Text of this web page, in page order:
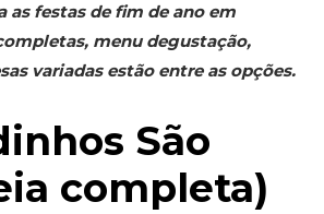
as festas de fim de ano em
menu degustação,
variadas estão entre as opções.
São
completa)